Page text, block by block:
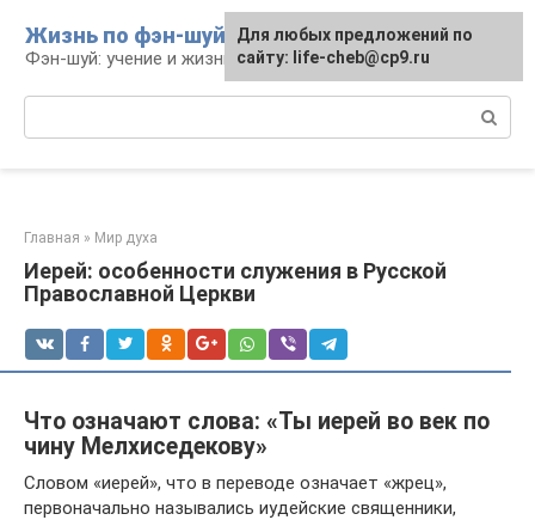
контенту
Жизнь по фэн-шуй
Фэн-шуй: учение и жизнь
Главная » Мир духа
Иерей: особенности служения в Русской
Православной Церкви
Что означают слова: «Ты иерей во век по
чину Мелхиседекову»
Словом «иерей», что в переводе означает «жрец»,
первоначально назывались иудейские священники,
Для любых предложений по
сайту: life-cheb@cp9.ru
Для любых предложений по
сайту: life-cheb@cp9.ru